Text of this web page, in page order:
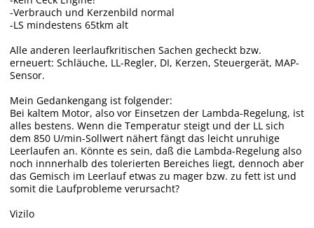
-Verbrauch und Kerzenbild normal
-LS mindestens 65tkm alt
Alle anderen leerlaufkritischen Sachen gecheckt bzw.
erneuert: Schläuche, LL-Regler, DI, Kerzen, Steuergerät, MAP-
Sensor.
Mein Gedankengang ist folgender:
Bei kaltem Motor, also vor Einsetzen der Lambda-Regelung, ist
alles bestens. Wenn die Temperatur steigt und der LL sich
dem 850 U/min-Sollwert nähert fängt das leicht unruhige
Leerlaufen an. Könnte es sein, daß die Lambda-Regelung also
noch innnerhalb des tolerierten Bereiches liegt, dennoch aber
das Gemisch im Leerlauf etwas zu mager bzw. zu fett ist und
somit die Laufprobleme verursacht?
Vizilo